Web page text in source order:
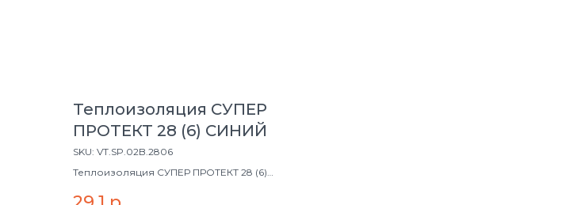
Теплоизоляция СУПЕР
ПРОТЕКТ 28 (6) СИНИЙ
SKU: VT.SP.02B.2806
Теплоизоляция СУПЕР ПРОТЕКТ 28 (6)